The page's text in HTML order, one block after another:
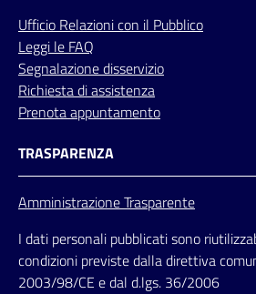
Ufficio Relazionicon il Pubblico
Leggi le FAQ
Segnalazione disservizio
Richiesta di assistenza
Prenota appuntamento
TRASPARENZA
Amministrazione Trasparente
I dati personali pubblicati sono
condizioni previste dalla direttiva
2003/98/CE e dal d.lgs. 36/2006